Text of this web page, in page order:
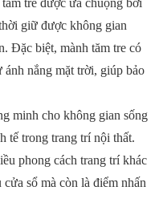
giữ được không gian
Đặc biệt, mành tăm tre có
nắng mặt trời, giúp bảo
minh cho không gian sống
tế trong trang trí nội thất.
phong cách trang trí khác
sổ mà còn là điểm nhấn